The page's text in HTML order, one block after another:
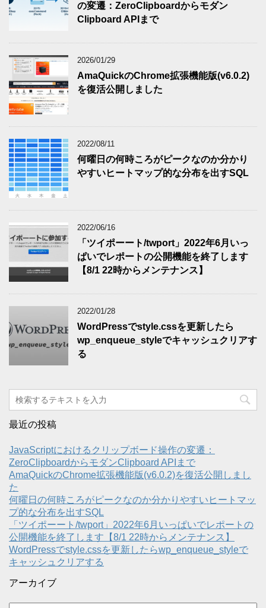
の変遷：ZeroClipboardからモダン
Clipboard APIまで
2026/01/29
AmaQuickのChrome拡張機能版(v6.0.2)
を復活公開しました
2022/08/11
何曜日の何時ころがピークなのか分かり
やすいヒートマップ的な分布を出すSQL
2022/06/16
「ツイポーート/twport」2022年6月いっ
ぱいでレポートの公開機能を終了します
【8/1 22時からメンテナンス】
2022/01/28
WordPressでstyle.cssを更新したら
wp_enqueue_styleでキャッシュクリアす
る
最近の投稿
JavaScriptにおけるクリップボード操作の変遷：
ZeroClipboardからモダンClipboard APIまで
AmaQuickのChrome拡張機能版(v6.0.2)を復活公開しまし
た
何曜日の何時ころがピークなのか分かりやすいヒートマッ
プ的な分布を出すSQL
「ツイポーート/twport」2022年6月いっぱいでレポートの
公開機能を終了します【8/1 22時からメンテナンス】
WordPressでstyle.cssを更新したらwp_enqueue_styleで
キャッシュクリアする
アーカイブ